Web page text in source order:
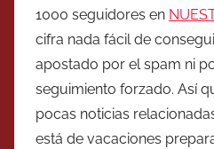
1000 seguidores en
cifra nada fácil de
apostado por el spam ni
seguimiento forzado. Así
pocas noticias
está de vacaciones